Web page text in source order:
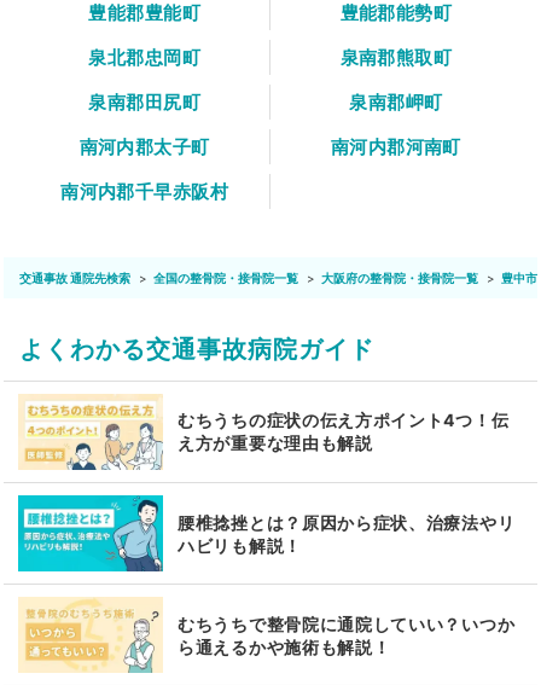
豊能郡豊能町
豊能郡能勢町
泉北郡忠岡町
泉南郡熊取町
泉南郡田尻町
泉南郡岬町
南河内郡太子町
南河内郡河南町
南河内郡千早赤阪村
交通事故 通院先検索 全国の整骨院・接骨院一覧 大阪府の整骨院・接骨院一覧 豊中市
よくわかる交通事故病院ガイド
むちうちの症状の伝え方ポイント4つ！伝
え方が重要な理由も解説
腰椎捻挫とは？原因から症状、治療法やリ
ハビリも解説！
むちうちで整骨院に通院していい？いつか
ら通えるかや施術も解説！